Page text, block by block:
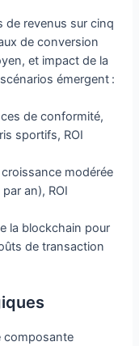
de revenus sur cinq
de conversion
et impact de la
émergent :
de conformité,
sportifs, ROI
modérée
an), ROI
la blockchain pour
de transaction
composante